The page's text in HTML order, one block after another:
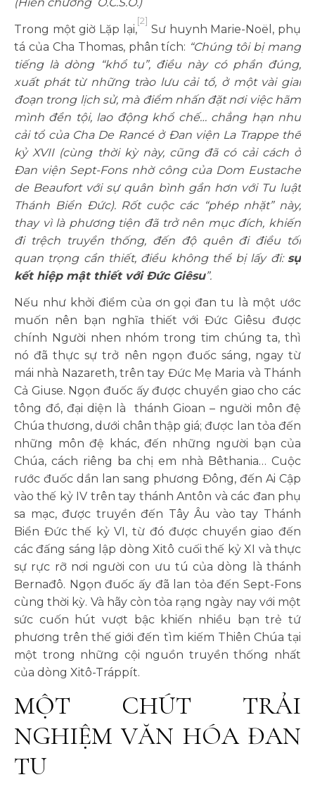
Trong một giờ Lặp lại,
[2]
Sư huynh Marie-Noël, phụ
tá của Cha Thomas, phân tích: “Chúng tôi bị mang
tiếng là dòng “khổ tu”, điều này có phần đúng,
xuất phát từ những trào lưu cải tổ, ở một vài giai
đoạn trong lịch sử, mà điểm nhấn đặt nơi việc hãm
mình đền tội, lao động khổ chế… chẳng hạn như
cải tổ của Cha De Rancé ở Đan viện La Trappe thế
kỷ XVII (cùng thời kỳ này, cũng đã có cải cách ở
Đan viện Sept-Fons nhờ công của Dom Eustache
de Beaufort với sự quân bình gần hơn với Tu luật
Thánh Biển Đức). Rốt cuộc các “phép nhặt” này,
thay vì là phương tiện đã trở nên mục đích, khiến
đi trệch truyền thống, đến độ quên đi điều tối
quan trọng cần thiết, điều không thể bị lấy đi: sự
kết hiệp mật thiết với Đức Giêsu”.
Nếu như khởi điểm của ơn gọi đan tu là một ước
muốn nên bạn nghĩa thiết với Đức Giêsu được
chính Người nhen nhóm trong tim chúng ta, thì
nó đã thực sự trở nên ngọn đuốc sáng, ngay từ
mái nhà Nazareth, trên tay Đức Mẹ Maria và Thánh
Cả Giuse. Ngọn đuốc ấy được chuyển giao cho các
tông đồ, đại diện là thánh Gioan – người môn đệ
Chúa thương, dưới chân thập giá; được lan tỏa đến
những môn đệ khác, đến những người bạn của
Chúa, cách riêng ba chị em nhà Bêthania… Cuộc
rước đuốc dần lan sang phương Đông, đến Ai Cập
vào thế kỷ IV trên tay thánh Antôn và các đan phụ
sa mạc, được truyền đến Tây Âu vào tay Thánh
Biển Đức thế kỷ VI, từ đó được chuyển giao đến
các đấng sáng lập dòng Xitô cuối thế kỷ XI và thực
sự rực rỡ nơi người con ưu tú của dòng là thánh
Bernađô. Ngọn đuốc ấy đã lan tỏa đến Sept-Fons
cùng thời kỳ. Và hãy còn tỏa rạng ngày nay với một
sức cuốn hút vượt bậc khiến nhiều bạn trẻ tứ
phương trên thế giới đến tìm kiếm Thiên Chúa tại
một trong những cội nguồn truyền thống nhất
của dòng Xitô-Tráppít.
MỘT CHÚT TRẢI
NGHIỆM VĂN HÓA ĐAN
TU